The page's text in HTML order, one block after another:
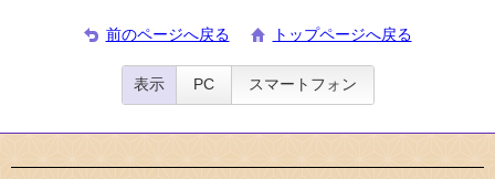
前のページへ戻る トップページへ戻る
表示 PC スマートフォン